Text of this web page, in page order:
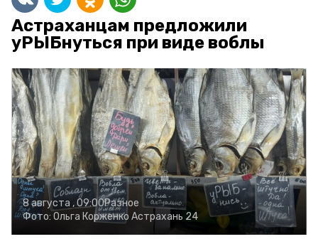
Астраханцам предложили
уРЫБнуться при виде воблы
8 августа , 09:00Разное
Фото: Ольга Корженко Астрахань 24